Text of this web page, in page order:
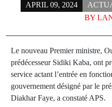
APRIL 09, 2024
BY
Le nouveau Premier ministre,
prédécesseur Sidiki Kaba, ont
service actant l’entrée en
gouvernement désigné par le
Diakhar Faye, a constaté APS.